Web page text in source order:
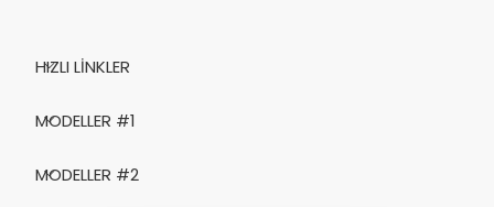
HIZLI LINKLER
MODELLER #1
MODELLER #2